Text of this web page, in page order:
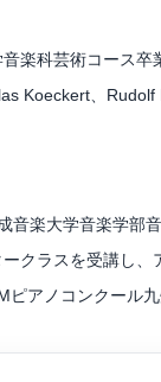
楽科芸術コース
Koeckert、Rudolf
器部門優秀賞。
を行っている。
クアカデミー北
音楽大学音楽学部
クラスを受講し
アノコンクール